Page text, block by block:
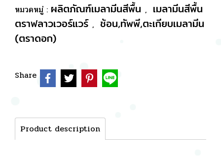
หมวดหมู่ : ผลิตภัณฑ์เมลามีนสีพื้น , เมลามีนสีพื้น
ตราฟลาวเวอร์แวร์ , ช้อน,ทัพพี,ตะเกียบเมลามีน
(ตราดอก)
Share
Product description